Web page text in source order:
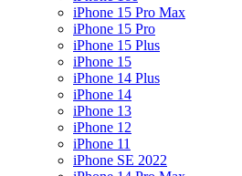
iPhone 15 Pro Max
iPhone 15 Pro
iPhone 15 Plus
iPhone 15
iPhone 14 Plus
iPhone 14
iPhone 13
iPhone 12
iPhone 11
iPhone SE 2022